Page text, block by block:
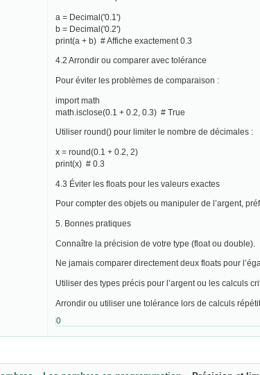
a = Decimal('0.1')
b = Decimal('0.2')
print(a + b) # Affiche exactement 0.3
4.2 Arrondir ou comparer avec tolérance
Pour éviter les problèmes de comparaison :
import math
math.isclose(0.1 + 0.2, 0.3) # True
Utiliser round() pour limiter le nombre de décimales :
x = round(0.1 + 0.2, 2)
print(x) # 0.3
4.3 Éviter les floats pour les valeurs exactes
Pour compter des objets ou manipuler de l’argent,
5. Bonnes pratiques
Connaître la précision de votre type (float ou double).
Ne jamais comparer directement deux floats pour
Utiliser des types précis pour l’argent ou les calculs
Arrondir ou utiliser une tolérance lors de calculs
0